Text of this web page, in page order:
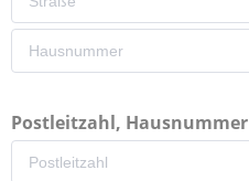
Postleitzahl, Hausnummer